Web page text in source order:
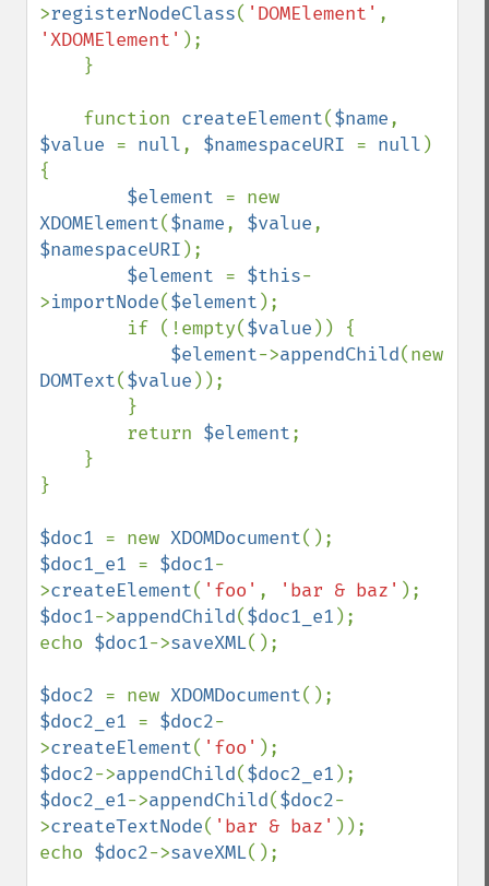
>registerNodeClass( 'DOMElement'
'XDOMElement' );
    function
createElement($name
$value = null, $namespaceURI = null )
{
$element
XDOMElement($name, $value
$namespaceURI );
$element = $this-
>importNode($element );
        if (!empty(
$value )) {
$element->appendChild
DOMText($value ));
        return
$element;
}
$doc1 = new XDOMDocument
$doc1_e1 = $doc1-
>createElement( 'foo' , 'bar & baz'
$doc1->appendChild($doc1_e1 );
echo $doc1->saveXML();
$doc2 = new XDOMDocument
$doc2_e1 = $doc2-
>createElement( 'foo'
$doc2->appendChild($doc2_e1
$doc2_e1->appendChild($doc2-
>createTextNode( 'bar & baz' ));
echo $doc2->saveXML();